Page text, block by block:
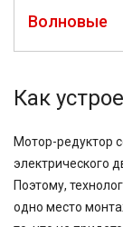
Волновые
Как
Мотор-редуктор
электрического
Поэтому,
одно место